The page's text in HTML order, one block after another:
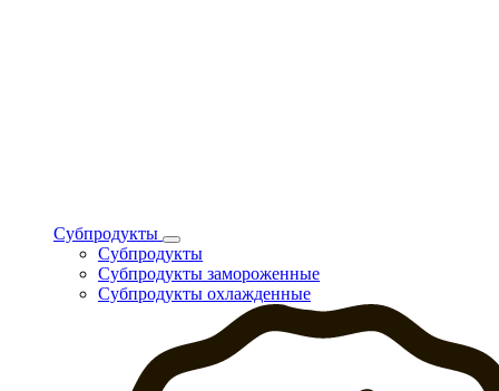
Субпродукты
Субпродукты
Субпродукты замороженные
Субпродукты охлажденные